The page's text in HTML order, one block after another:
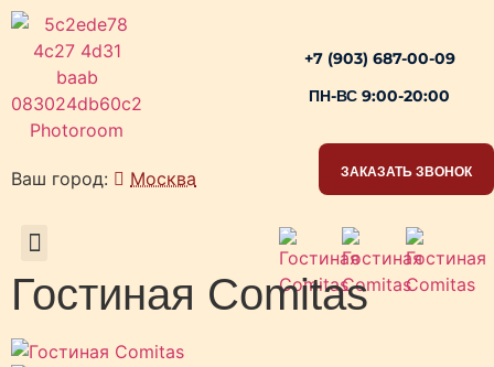
+7 (903) 687-00-09
ПН-ВС 9:00-20:00
Ваш город: Москва ЗАКАЗАТЬ ЗВОНОК
Гостиная Comitas